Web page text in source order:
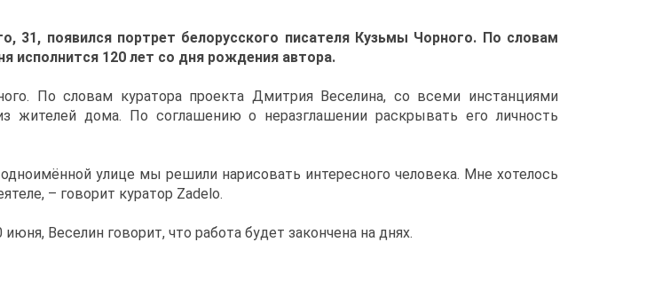
31, появился портрет белорусского писателя Кузьмы Чорного. По словам
исполнится 120 лет со дня рождения автора.
По словам куратора проекта Дмитрия Веселина, со всеми инстанциями
жителей дома. По соглашению о неразглашении раскрывать его личность
улице мы решили нарисовать интересного человека. Мне хотелось
– говорит куратор Zadelo.
Веселин говорит, что работа будет закончена на днях.